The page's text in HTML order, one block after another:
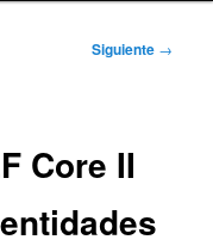
Siguiente →
Core II